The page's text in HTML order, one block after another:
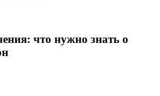
что нужно знать о